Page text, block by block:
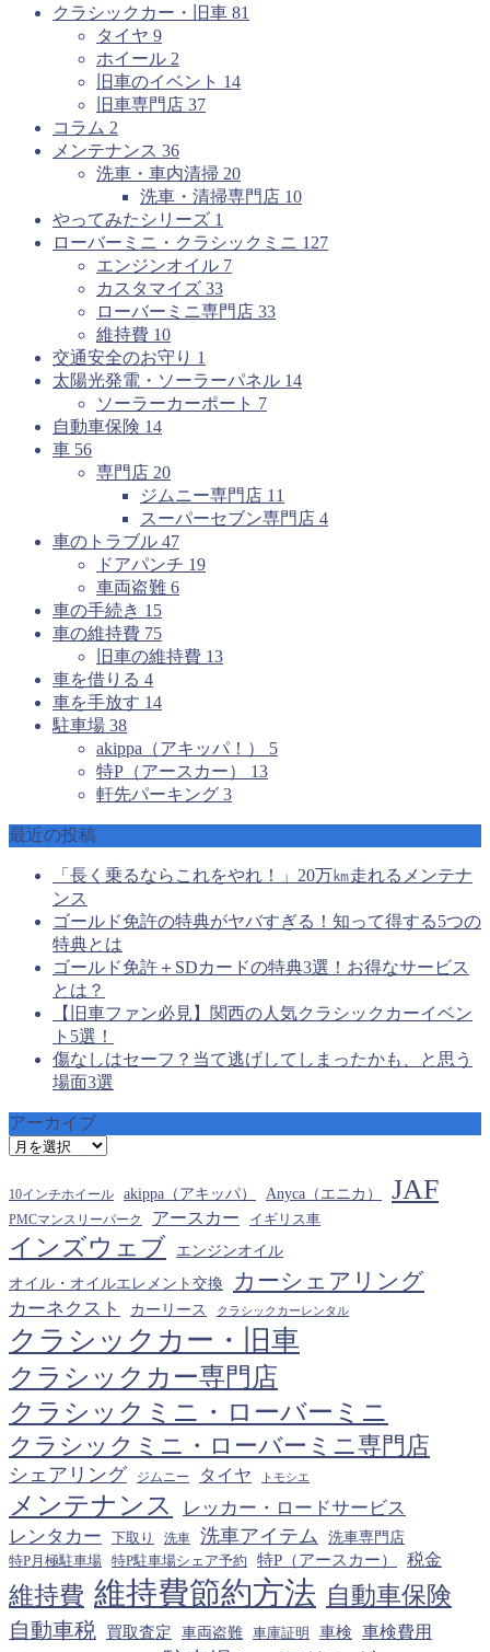
クラシックカー・旧車 81
タイヤ 9
ホイール 2
旧車のイベント 14
旧車専門店 37
コラム 2
メンテナンス 36
洗車・車内清掃 20
洗車・清掃専門店 10
やってみたシリーズ 1
ローバーミニ・クラシックミニ 127
エンジンオイル 7
カスタマイズ 33
ローバーミニ専門店 33
維持費 10
交通安全のお守り 1
太陽光発電・ソーラーパネル 14
ソーラーカーポート 7
自動車保険 14
車 56
専門店 20
ジムニー専門店 11
スーパーセブン専門店 4
車のトラブル 47
ドアパンチ 19
車両盗難 6
車の手続き 15
車の維持費 75
旧車の維持費 13
車を借りる 4
車を手放す 14
駐車場 38
akippa（アキッパ！） 5
特P（アースカー） 13
軒先パーキング 3
最近の投稿
「長く乗るならこれをやれ！」20万㎞走れるメンテナ
ンス
ゴールド免許の特典がヤバすぎる！知って得する5つの
特典とは
ゴールド免許＋SDカードの特典3選！お得なサービス
とは？
【旧車ファン必見】関西の人気クラシックカーイベン
ト5選！
傷なしはセーフ？当て逃げしてしまったかも、と思う
場面3選
アーカイブ
ア
カ
イ
ブ
10インチホイール akippa（アキッパ） Anyca（エニカ） JAF
PMCマンスリーパーク アースカー イギリス車
インズウェブ エンジンオイル
オイル・オイルエレメント交換 カーシェアリング
カーネクスト カーリース クラシックカーレンタル
クラシックカー・旧車
クラシックカー専門店
クラシックミニ・ローバーミニ
クラシックミニ・ローバーミニ専門店
シェアリング ジムニー タイヤ トモシエ
メンテナンス
レッカー・ロードサービス
レンタカー
下取り 洗車 洗車アイテム
洗車専門店
特P月極駐車場
特P駐車場シェア予約 特P（アースカー） 税金
維持費 維持費節約方法 自動車保険
自動車税 買取査定 車両盗難 車庫証明 車検 車検費用